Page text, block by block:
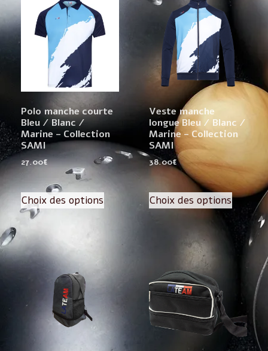
Polo manche courte
Bleu / Blanc /
Marine – Collection
SAMI
27.00€
Choix des options
Veste manche
longue Bleu / Blanc /
Marine – Collection
SAMI
38.00€
Choix des options